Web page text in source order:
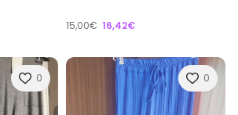
15,00€ 16,42€
0 0